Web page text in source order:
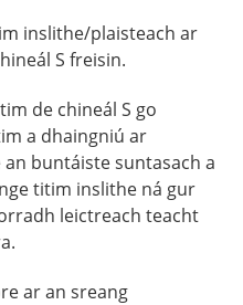
inslithe/plaisteach ar
S freisin.
de chineál S go
a dhaingniú ar
buntáiste suntasach a
titim inslithe ná gur
leictreach teacht
ar an sreang